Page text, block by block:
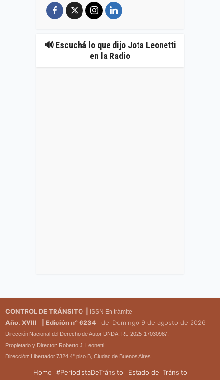
🔊 Escuchá lo que dijo Jota Leonetti
en la Radio
CONTROL DE TRÁNSITO | ISSN En trámite
Año: XVIII | Edición n° 6234 del Domingo 9 de agosto de 2026
Dirección Nacional del Derecho de Autor DNDA: RL-2025-17030987.
Propietario y Director: Roberto J. Leonetti
Dirección: Libertador 7324 4° piso B, Ciudad de Buenos Aires.
Home #PeriodistaDeTránsito Estado del Tránsito